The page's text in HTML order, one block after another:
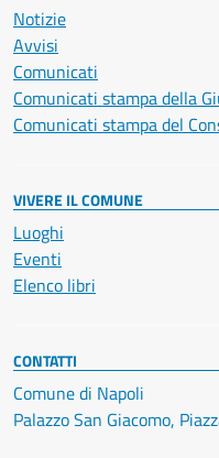
Notizie
Avvisi
Comunicati
Comunicati stampa della
Comunicati stampa del
VIVERE IL COMUNE
Luoghi
Eventi
Elenco libri
CONTATTI
Comune di Napoli
Palazzo San Giacomo,